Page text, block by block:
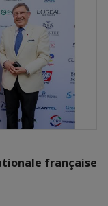
française